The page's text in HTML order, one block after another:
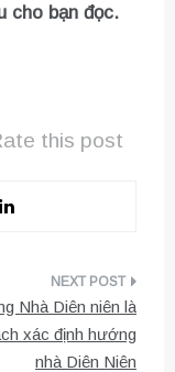
cho bạn đọc.
this post
Nhà Diên niên là
xác định hướng
nhà Diên Niên